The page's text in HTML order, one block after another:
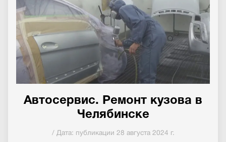
Автосервис. Ремонт кузова в
Челябинске
/ Дата: публикации 28 августа 2024 г.